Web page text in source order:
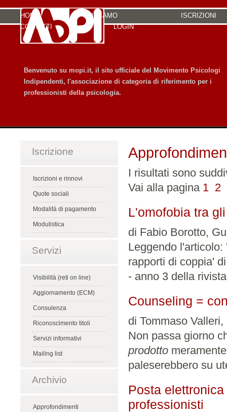
HOME CHI SIAMO
ISCRIZIONI
CONTATTI
LOGIN
Benvenuto su mopi.it, il sito ufficiale del Movimento Psicologi
Indipendenti, l'associazione di categoria di riferimento per i
professionisti della psicologia.
Iscrizione
Iscrizioni e rinnovi
Quote sociali
Modalità di pagamento
Modulistica
Servizi
Visibilità (reti on line)
Aggiornamento (ECM)
Consulenza
Riconoscimento titoli
Servizi informativi
Mailing list
Archivio
Approfondimenti
I risultati sono
Vai alla pagina 1 2
L'omofobia tra
di Fabio Borotto,
Leggendo
rapporti di coppia'
- anno 3 della
Counseling =
di Tommaso
Non passa giorno
prodotto
paleserebbero su
Posta
professionisti